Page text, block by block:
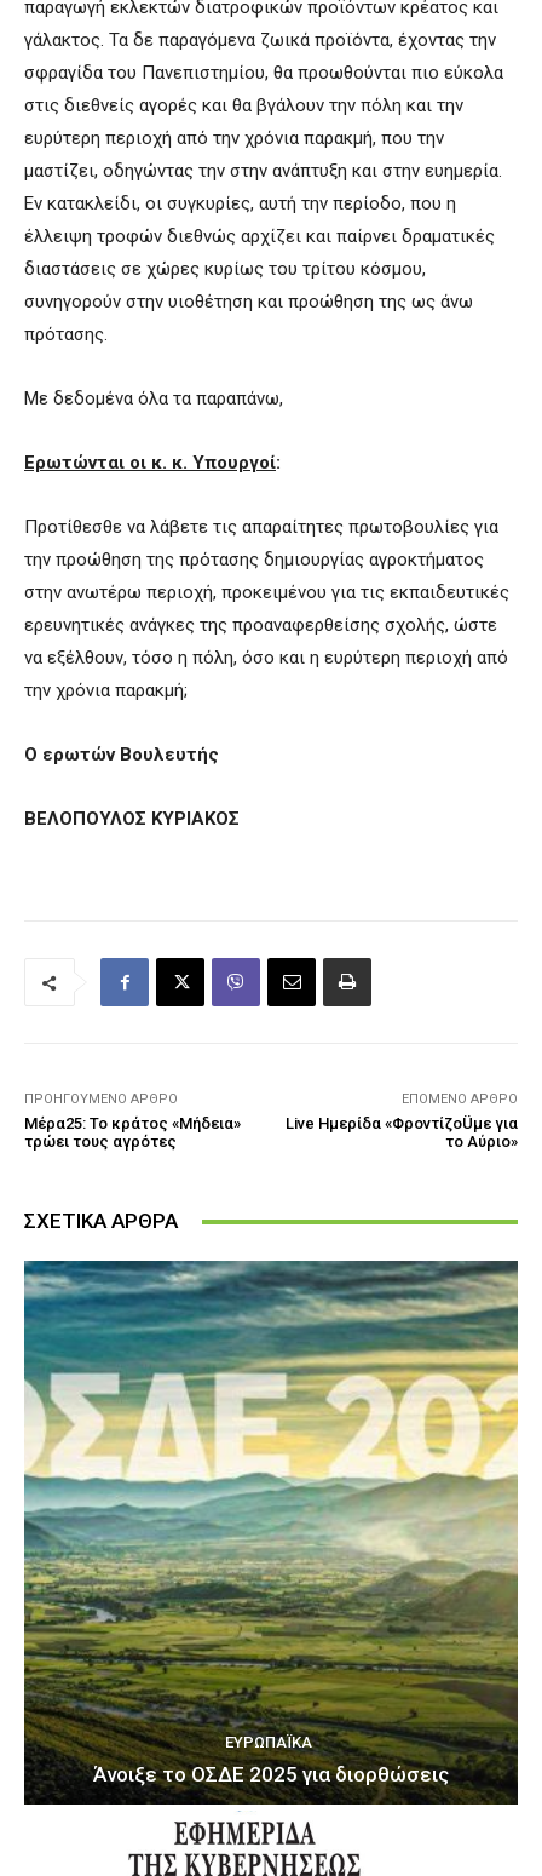
παραγωγή εκλεκτών διατροφικών προϊόντων κρέατος και
γάλακτος. Τα δε παραγόμενα ζωικά προϊόντα, έχοντας την
σφραγίδα του Πανεπιστημίου, θα προωθούνται πιο εύκολα
στις διεθνείς αγορές και θα βγάλουν την πόλη και την
ευρύτερη περιοχή από την χρόνια παρακμή, που την
μαστίζει, οδηγώντας την στην ανάπτυξη και στην ευημερία.
Εν κατακλείδι, οι συγκυρίες, αυτή την περίοδο, που η
έλλειψη τροφών διεθνώς αρχίζει και παίρνει δραματικές
διαστάσεις σε χώρες κυρίως του τρίτου κόσμου,
συνηγορούν στην υιοθέτηση και προώθηση της ως άνω
πρότασης.
Με δεδομένα όλα τα παραπάνω,
Ερωτώνται οι κ. κ. Υπουργοί:
Προτίθεσθε να λάβετε τις απαραίτητες πρωτοβουλίες για
την προώθηση της πρότασης δημιουργίας αγροκτήματος
στην ανωτέρω περιοχή, προκειμένου για τις εκπαιδευτικές
ερευνητικές ανάγκες της προαναφερθείσης σχολής, ώστε
να εξέλθουν, τόσο η πόλη, όσο και η ευρύτερη περιοχή από
την χρόνια παρακμή;
Ο ερωτών Βουλευτής
ΒΕΛΟΠΟΥΛΟΣ ΚΥΡΙΑΚΟΣ
ΠΡΟΗΓΟΎΜΕΝΟ ΆΡΘΡΟ
Μέρα25: Το κράτος «Μήδεια»
τρώει τους αγρότες
ΕΠΌΜΕΝΟ ΆΡΘΡΟ
Live Ημερίδα «ΦροντίζοÜμε για
το Αύριο»
ΣΧΕΤΙΚΑ ΑΡΘΡΑ
ΕΥΡΩΠΑΪΚΆ
Άνοιξε το ΟΣΔΕ 2025 για διορθώσεις